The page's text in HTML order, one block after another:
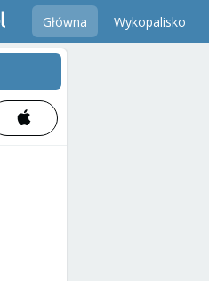
Główna Wykopalisko